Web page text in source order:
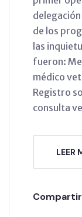
de los
las
fueron:
médico
Registro
consulta
LEER